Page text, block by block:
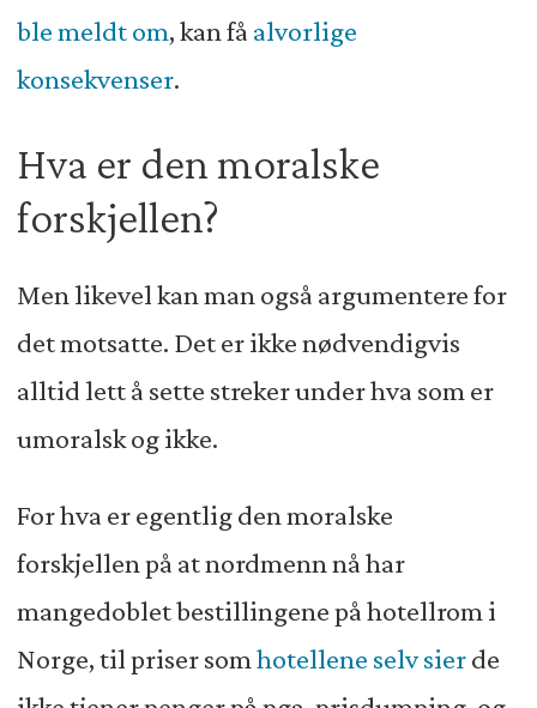
ble meldt om, kan få alvorlige
konsekvenser.
Hva er den moralske
forskjellen?
Men likevel kan man også argumentere for
det motsatte. Det er ikke nødvendigvis
alltid lett å sette streker under hva som er
umoralsk og ikke.
For hva er egentlig den moralske
forskjellen på at nordmenn nå har
mangedoblet bestillingene på hotellrom i
Norge, til priser som hotellene selv sierde